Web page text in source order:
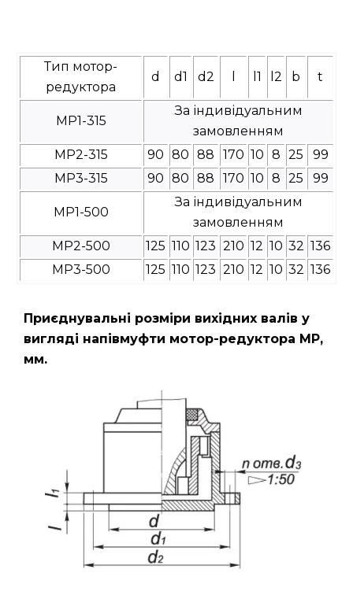
Тип мотор-
редуктора
d d1 d2 l1 l2 b t
МР1-315
За індивідуальним
замовленням
МР2-315
90 80 88 170 10 8 25
99
МР3-315
90 80 88 170 10 8 25 99
МР1-500
За індивідуальним
замовленням
МР2-500
125 110 123 210 12 10 32 136
МР3-500
125 110 123 210 12 10 32 136
Приєднувальні розміри вихідних валів у
вигляді напівмуфти мотор-редуктора МР,
мм.